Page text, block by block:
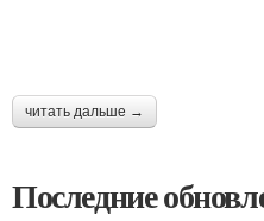
читать дальше →
Последние